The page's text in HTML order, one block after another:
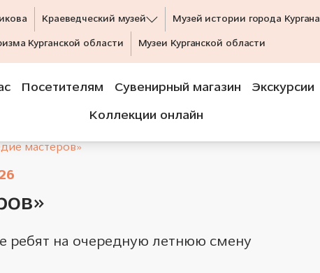
Краеведческий музей Музей истории города Кургана
Курганской области Музеи Курганской области
Посетителям Сувенирный магазин Экскурсии
Коллекции онлайн
мастеров»
ребят на очередную летнюю смену